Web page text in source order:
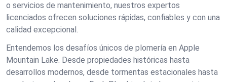
o servicios de mantenimiento, nuestros expertos
licenciados ofrecen soluciones rápidas, confiables y con una
calidad excepcional.
Entendemos los desafíos únicos de plomería en Apple
Mountain Lake. Desde propiedades históricas hasta
desarrollos modernos, desde tormentas estacionales hasta